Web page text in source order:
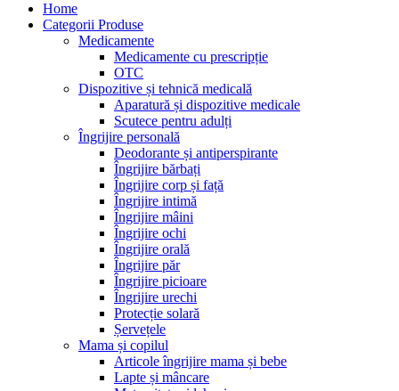
Home
Categorii Produse
Medicamente
Medicamente cu prescripție
OTC
Dispozitive și tehnică medicală
Aparatură și dispozitive medicale
Scutece pentru adulți
Îngrijire personală
Deodorante și antiperspirante
Îngrijire bărbați
Îngrijire corp și față
Îngrijire intimă
Îngrijire mâini
Îngrijire ochi
Îngrijire orală
Îngrijire păr
Îngrijire picioare
Îngrijire urechi
Protecție solară
Șervețele
Mama și copilul
Articole îngrijire mama și bebe
Lapte și mâncare